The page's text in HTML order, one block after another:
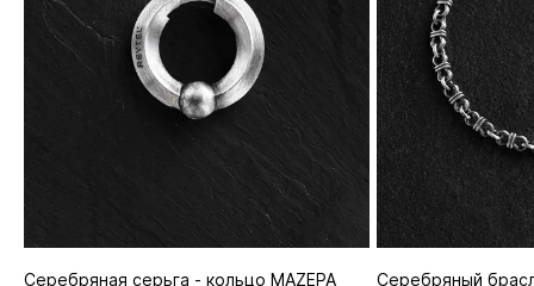
Серебряная серьга - кольцо MAZEPA Серебряный